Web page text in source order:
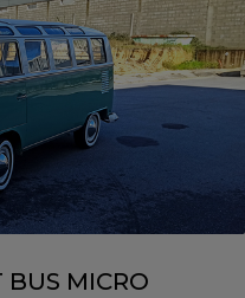
BUS MICRO